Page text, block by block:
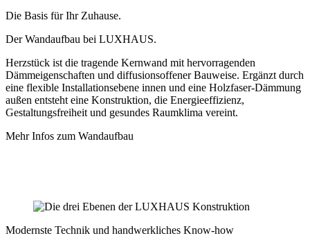
Die Basis für Ihr Zuhause.
Der Wandaufbau bei LUXHAUS.
Herzstück ist die tragende Kernwand mit hervorragenden
Dämmeigenschaften und diffusionsoffener Bauweise. Ergänzt durch
eine flexible Installationsebene innen und eine Holzfaser-Dämmung
außen entsteht eine Konstruktion, die Energieeffizienz,
Gestaltungsfreiheit und gesundes Raumklima vereint.
Mehr Infos zum Wandaufbau
Modernste Technik und handwerkliches Know-how